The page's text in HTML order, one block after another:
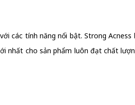
các tính năng nổi bật. Strong Acness
nhất cho sản phẩm luôn đạt chất